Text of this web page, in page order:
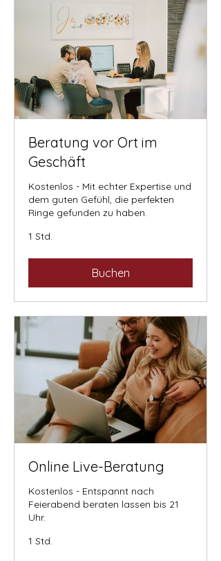
Beratung vor Ort im
Geschäft
Kostenlos - Mit echter Expertise und
dem guten Gefühl, die perfekten
Ringe gefunden zu haben.
1 Std.
Buchen
Online Live-Beratung
Kostenlos - Entspannt nach
Feierabend beraten lassen bis 21
Uhr.
1 Std.